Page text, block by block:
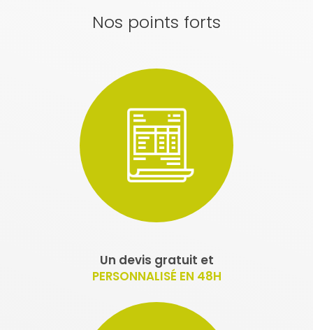
Nos points forts
Un devis gratuit et
PERSONNALISÉ EN 48H